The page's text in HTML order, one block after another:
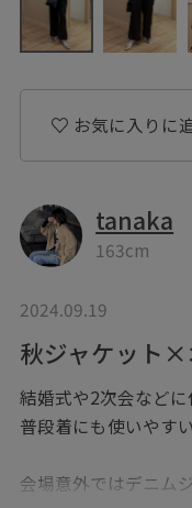
お気に入りに
tanaka
163cm
2024.09.19
秋ジャケット×
結婚式や2次会などに
普段着にも使いやす
会場意外ではデニム